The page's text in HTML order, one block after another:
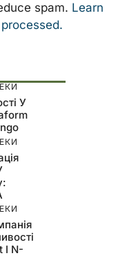
spam. Learn
У
N-